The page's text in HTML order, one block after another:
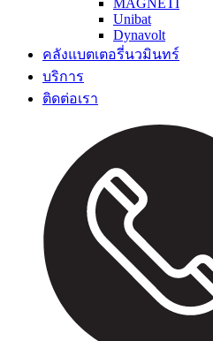
MAGNETI
Unibat
Dynavolt
คลังแบตเตอรี่นวมินทร์
บริการ
ติดต่อเรา